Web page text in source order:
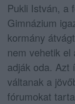
Pukli István, a
Gimnázium
kormány
nem vehetik el
adják oda. Azt
váltanak a
fórumokat